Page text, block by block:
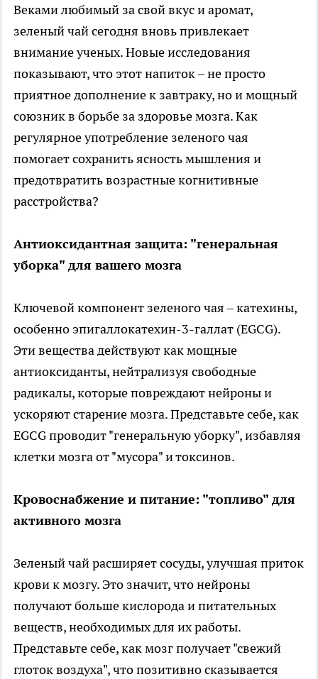
Веками любимый за свой вкус и аромат,
зеленый чай сегодня вновь привлекает
внимание ученых. Новые исследования
показывают, что этот напиток – не просто
приятное дополнение к завтраку, но и мощный
союзник в борьбе за здоровье мозга. Как
регулярное употребление зеленого чая
помогает сохранить ясность мышления и
предотвратить возрастные когнитивные
расстройства?
Антиоксидантная защита: "генеральная
уборка" для вашего мозга
Ключевой компонент зеленого чая – катехины,
особенно эпигаллокатехин-3-галлат (EGCG).
Эти вещества действуют как мощные
антиоксиданты, нейтрализуя свободные
радикалы, которые повреждают нейроны и
ускоряют старение мозга. Представьте себе, как
EGCG проводит "генеральную уборку", избавляя
клетки мозга от "мусора" и токсинов.
Кровоснабжение и питание: "топливо" для
активного мозга
Зеленый чай расширяет сосуды, улучшая приток
крови к мозгу. Это значит, что нейроны
получают больше кислорода и питательных
веществ, необходимых для их работы.
Представьте себе, как мозг получает "свежий
глоток воздуха", что позитивно сказывается